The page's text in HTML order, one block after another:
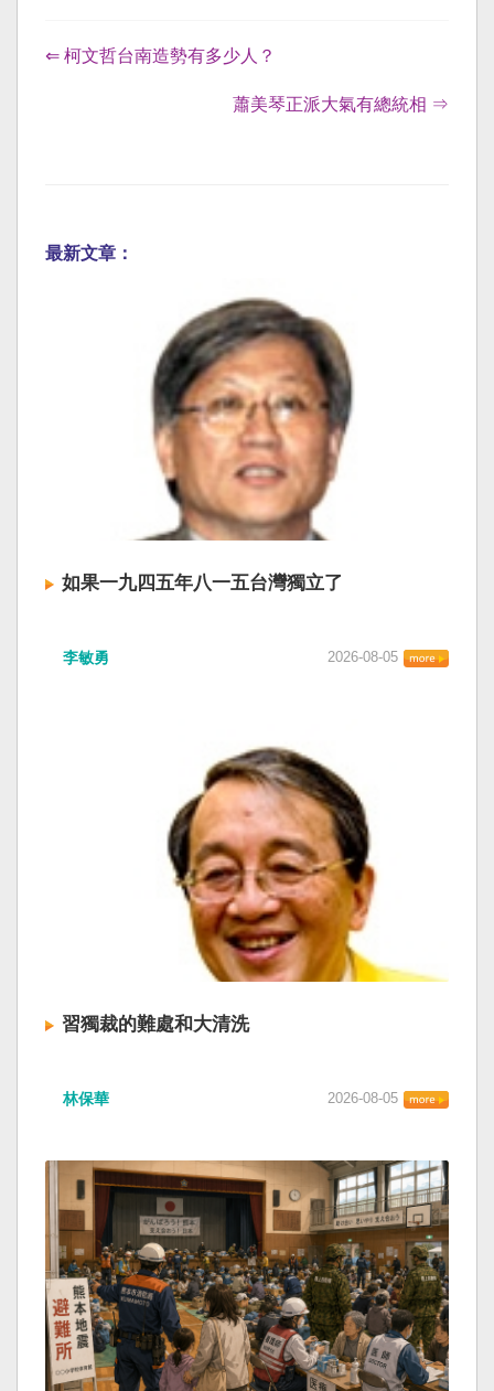
⇐ 柯文哲台南造勢有多少人？
蕭美琴正派大氣有總統相 ⇒
最新文章：
如果一九四五年八一五台灣獨立了
李敏勇 2026-08-05
習獨裁的難處和大清洗
林保華 2026-08-05